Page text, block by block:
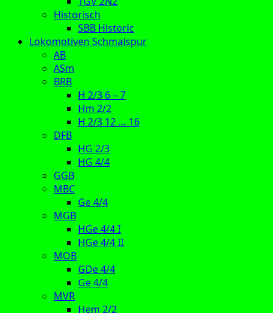
Historisch
SBB Historic
Lokomotiven Schmalspur
AB
ASm
BRB
H 2/3 6 – 7
Hm 2/2
H 2/3 12 … 16
DFB
HG 2/3
HG 4/4
GGB
MBC
Ge 4/4
MGB
HGe 4/4 I
HGe 4/4 II
MOB
GDe 4/4
Ge 4/4
MVR
Hem 2/2